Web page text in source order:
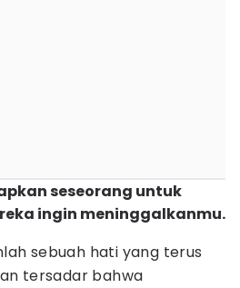
seseorang untuk
ingin meninggalkanmu.
sebuah hati yang terus
tersadar bahwa